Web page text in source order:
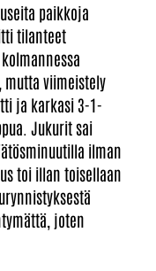
paikkoja
tilanteet
viimeistely
ja karkasi 3-1-
Jukurit sai
ilman
toi illan toisellaan
joten